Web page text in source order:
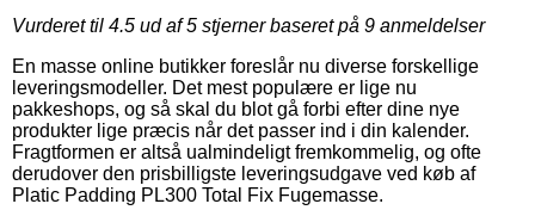
Vurderet til 4.5 ud af 5 stjerner baseret på 9 anmeldelser
En masse online butikker foreslår nu diverse forskellige
leveringsmodeller. Det mest populære er lige nu
pakkeshops, og så skal du blot gå forbi efter dine nye
produkter lige præcis når det passer ind i din kalender.
Fragtformen er altså ualmindeligt fremkommelig, og ofte
derudover den prisbilligste leveringsudgave ved køb af
Platic Padding PL300 Total Fix Fugemasse.